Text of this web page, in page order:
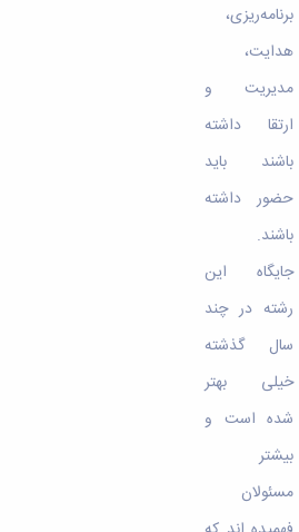
برنامه‌ریزی،
هدایت،
مدیریت و
ارتقا داشته
باشند باید
حضور داشته
باشند.
جایگاه این‌
رشته‌ در چند
سال‌ گذشته
خیلی بهتر
شده است و
بیشتر
مسئولان